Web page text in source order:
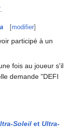
.
[modifier]
participé à un
fois au joueur s'il
demande "DEFI
Soleil et Ultra-